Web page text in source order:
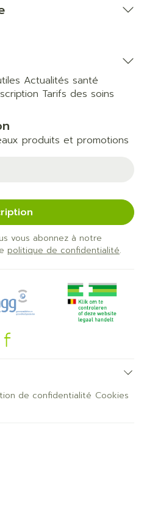
Actualités santé
Tarifs des soins
produits et promotions
vous abonnez à notre
politique de confidentialité.
de confidentialité Cookies